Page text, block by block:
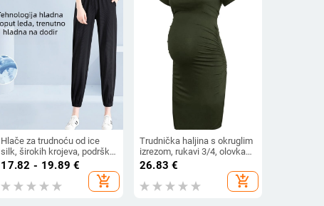
Hlače za trudnoću od ice
silk, širokih krojeva, podrška
trbuhu, duljina 9/10, plus
veličina, vitak izgled, dojam
golih nogu
17.82 - 19.89 €
add_shopping_cart
Trudnička haljina s okruglim
izrezom, rukavi 3/4, olovka
silueta, srednje duljine,
mješavina poliester-elastan
26.83 €
add_shopping_cart